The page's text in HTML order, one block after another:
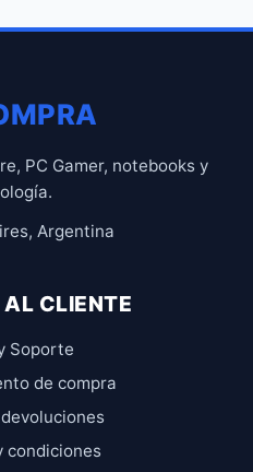
PC Gamer, notebooks y
Argentina
CLIENTE
Soporte
de compra
condiciones